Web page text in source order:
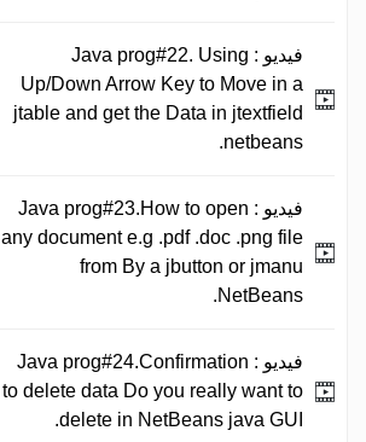
فيديو : Java prog#22. Using
Up/Down Arrow Key to Move in a
jtable and get the Data in jtextfield
netbeans.
فيديو : Java prog#23.How to open
any document e.g .pdf .doc .png file
from By a jbutton or jmanu
NetBeans.
فيديو : Java prog#24.Confirmation
to delete data Do you really want to
delete in NetBeans java GUI.